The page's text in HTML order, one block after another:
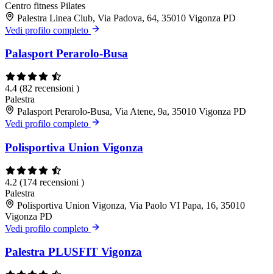
Centro fitness Pilates
Palestra Linea Club, Via Padova, 64, 35010 Vigonza PD
Vedi profilo completo
Palasport Perarolo-Busa
4.4 (82 recensioni )
Palestra
Palasport Perarolo-Busa, Via Atene, 9a, 35010 Vigonza PD
Vedi profilo completo
Polisportiva Union Vigonza
4.2 (174 recensioni )
Palestra
Polisportiva Union Vigonza, Via Paolo VI Papa, 16, 35010
Vigonza PD
Vedi profilo completo
Palestra PLUSFIT Vigonza